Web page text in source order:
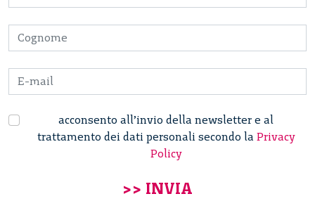
acconsento all’invio della newsletter e al
trattamento dei dati personali secondo la Privacy
Policy